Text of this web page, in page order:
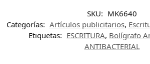
SKU: MK6640
Categorías: Artículos publicitarios,
Etiquetas: ESCRITURA, Bolígrafo
ANTIBACTERIAL